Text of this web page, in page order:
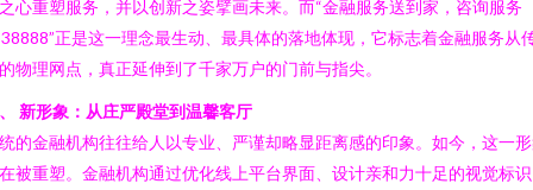
心重塑服务，并以创新之姿擘画未来。而“金融服务送到家，咨询服务
正是这一理念最生动、最具体的落地体现，它标志着金融服务从
物理网点，真正延伸到了千家万户的门前与指尖。
新形象：从庄严殿堂到温馨客厅
的金融机构往往给人以专业、严谨却略显距离感的印象。如今，这一
被重塑。金融机构通过优化线上平台界面、设计亲和力十足的视觉标